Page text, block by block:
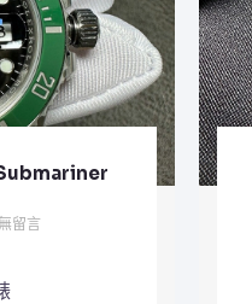
Submariner
留言